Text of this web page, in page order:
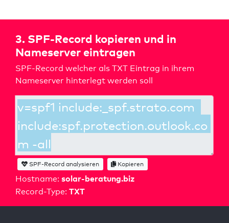
3. SPF-Record kopieren und in
Nameserver eintragen
SPF-Record welcher als TXT Eintrag in ihrem
Nameserver hinterlegt werden soll
Hostname: solar-beratung.biz
Record-Type: TXT
SPF-Record analysieren Kopieren